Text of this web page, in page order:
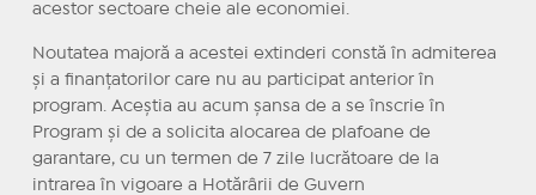
acestor sectoare cheie ale economiei.
Noutatea majoră a acestei extinderi constă în admiterea
și a finanțatorilor care nu au participat anterior în
program. Aceștia au acum șansa de a se înscrie în
Program și de a solicita alocarea de plafoane de
garantare, cu un termen de 7 zile lucrătoare de la
intrarea în vigoare a Hotărârii de Guvern